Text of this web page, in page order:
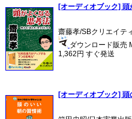
[オーディオブック]
齋藤孝/SBクリエイテ
ダウンロード販売
1,362円 すぐ発送
[オーディオブック] 頭